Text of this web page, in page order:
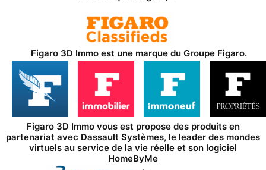
Figaro 3D Immo est une marque du Groupe Figaro.
Figaro 3D Immo vous est propose des produits en
partenariat avec Dassault Systèmes, le leader des mondes
virtuels au service de la vie réelle et son logiciel
HomeByMe